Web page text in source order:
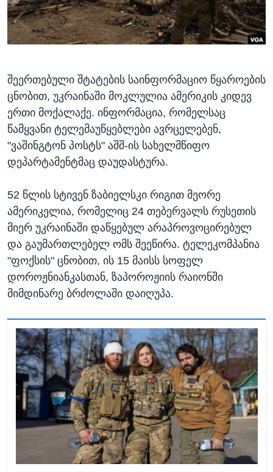
ᲡᲢᲣᲓᲘᲐ ᲕᲐᲨᲘᲜᲒᲢᲝᲜᲘ
ᲔᲙᲝᲜᲝᲛᲘᲙᲐ
ᲯᲐᲜᲛᲠᲗᲔᲚᲝᲑᲐ
ᲘᲜᲢᲔᲠᲕᲘᲣ
ᲙᲣᲚᲢᲣᲠᲐ
ᲒᲐᲚᲘᲚᲔᲝ
ᲓᲔᲖᲘᲜᲤᲝᲠᲛᲐᲪᲘᲐ
Learning English
ენები
შეერთებული შტატების საინფორმაციო წყაროების
ცნობით, უკრაინაში მოკლულია ამერიკის კიდევ
ერთი მოქალაქე. ინფორმაცია, რომელსაც
წამყვანი ტელემაუწყებლები ავრცელებენ,
"ვაშინგტონ პოსტს" აშშ-ის სახელმწიფო
დეპარტამენტმაც დაუდასტურა.
52 წლის სტივენ ზაბიელსკი რიგით მეორე
ამერიკელია, რომელიც 24 თებერვალს რუსეთის
მიერ უკრაინაში დაწყებულ არაპროვოცირებულ
და გაუმართლებელ ომს შეეწირა. ტელეკომპანია
"ფოქსის" ცნობით, ის 15 მაისს სოფელ
დოროჟნიანკასთან, ზაპოროჟიის რაიონში
მიმდინარე ბრძოლაში დაიღუპა.